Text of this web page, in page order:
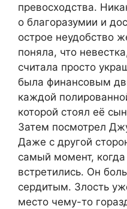
превосходства.
о благоразумии и
острое неудобство
поняла, что
считала просто
была финансовым
каждой
которой стоял её
Затем посмотрел
Даже с другой
самый момент,
встретились. Он
сердитым. Злость
место чему-то